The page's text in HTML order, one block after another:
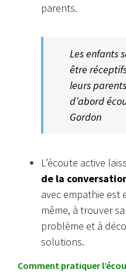
parents.
Les enfants
être
leurs
d’abord
Gordon
L’écoute active
de la
avec empathie est
même, à trouver
problème et à
solutions.
Comment pratiquer